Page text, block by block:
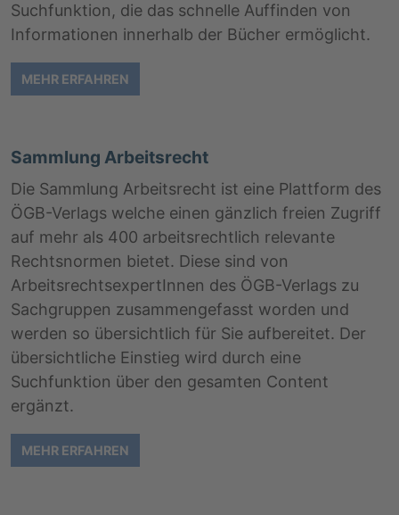
Suchfunktion, die das schnelle Auffinden von
Informationen innerhalb der Bücher ermöglicht.
MEHR ERFAHREN
Sammlung Arbeitsrecht
Die Sammlung Arbeitsrecht ist eine Plattform des
ÖGB-Verlags welche einen gänzlich freien Zugriff
auf mehr als 400 arbeitsrechtlich relevante
Rechtsnormen bietet. Diese sind von
ArbeitsrechtsexpertInnen des ÖGB-Verlags zu
Sachgruppen zusammengefasst worden und
werden so übersichtlich für Sie aufbereitet. Der
übersichtliche Einstieg wird durch eine
Suchfunktion über den gesamten Content
ergänzt.
MEHR ERFAHREN